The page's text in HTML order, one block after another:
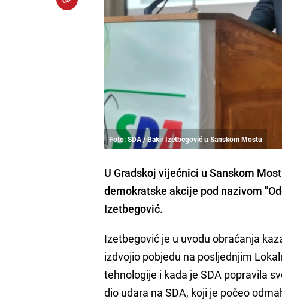
Foto: SDA / Bakir Izetbegović u Sanskom Mostu
U Gradskoj vijećnici u Sanskom
demokratske akcije pod nazivom
Izetbegović.
Izetbegović je u uvodu obraćanja
izdvojio pobjedu na posljednjim
tehnologije i kada je SDA popravila
dio udara na SDA, koji je počeo